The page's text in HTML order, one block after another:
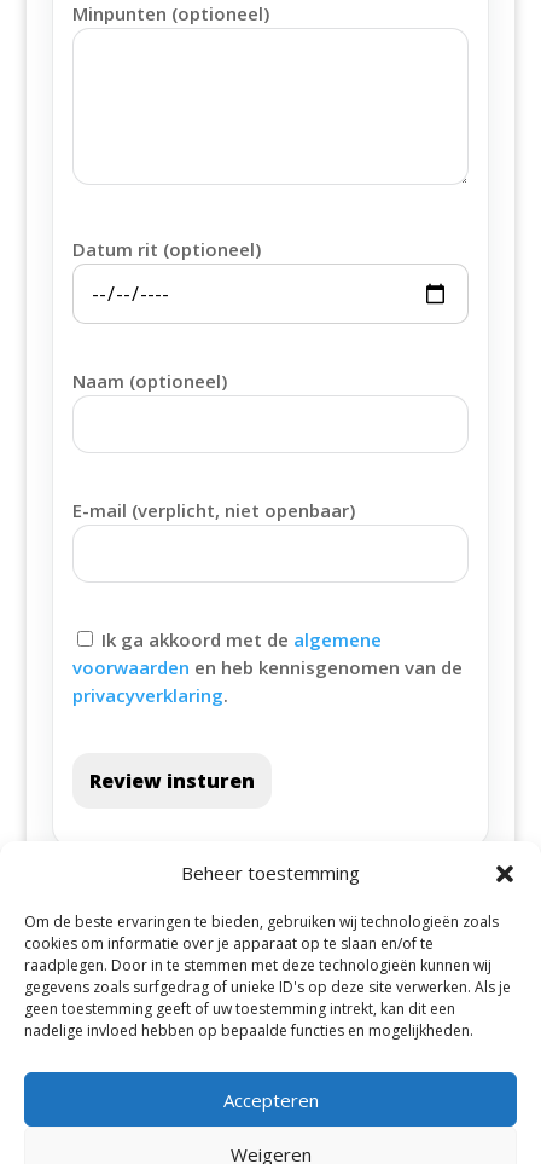
Beheer toestemming
Om de beste ervaringen te bieden, gebruiken wij technologieën zoals
cookies om informatie over je apparaat op te slaan en/of te
raadplegen. Door in te stemmen met deze technologieën kunnen wij
gegevens zoals surfgedrag of unieke ID's op deze site verwerken. Als je
geen toestemming geeft of uw toestemming intrekt, kan dit een
nadelige invloed hebben op bepaalde functies en mogelijkheden.
Accepteren
Weigeren
Minpunten (optioneel)
Datum rit (optioneel)
Naam (optioneel)
E-mail (verplicht, niet openbaar)
Ik ga akkoord met de algemene
voorwaarden en heb kennisgenomen van de
privacyverklaring.
Review insturen
Alle steden